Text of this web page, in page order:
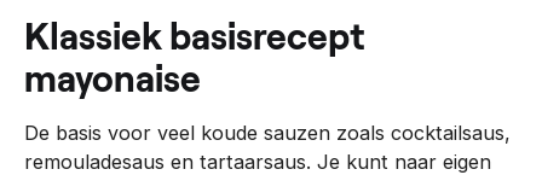
klassiek basisrecept
mayonaise
De basis voor veel koude sauzen zoals cocktailsaus,
remouladesaus en tartaarsaus. Je kunt naar eigen